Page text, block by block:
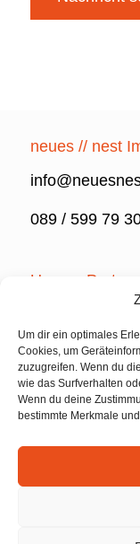
Um dir ein optimales
Cookies, um
zuzugreifen. Wenn du
wie das Surfverhalten
Wenn du deine
bestimmte Merkmale
neues // nest
089 / 599 79
Unsere Partner